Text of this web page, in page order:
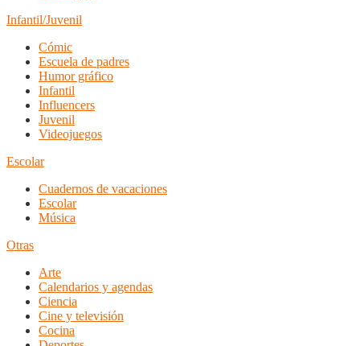
Infantil/Juvenil
Cómic
Escuela de padres
Humor gráfico
Infantil
Influencers
Juvenil
Videojuegos
Escolar
Cuadernos de vacaciones
Escolar
Música
Otras
Arte
Calendarios y agendas
Ciencia
Cine y televisión
Cocina